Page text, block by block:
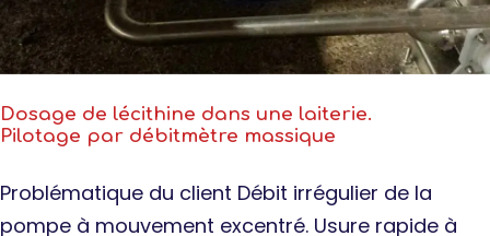
Dosage de lécithine dans une laiterie.
Pilotage par débitmètre massique
Problématique du client Débit irrégulier de la
pompe à mouvement excentré. Usure rapide à